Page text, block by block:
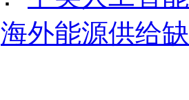
海外能源供给